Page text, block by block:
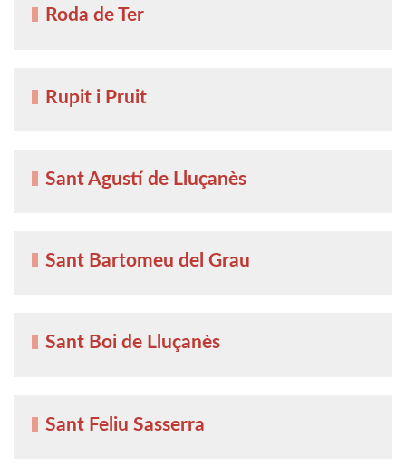
Roda de Ter
Rupit i Pruit
Sant Agustí de Lluçanès
Sant Bartomeu del Grau
Sant Boi de Lluçanès
Sant Feliu Sasserra